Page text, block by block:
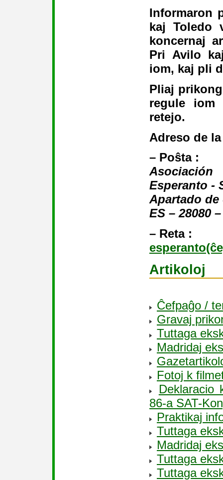
Informaron
kaj Toledo
koncernaj
Pri Avilo
iom, kaj pli
Pliaj
regule
retejo.
Adreso de
– Poŝta :
Esperanto -
Apartado de
ES – 28080
– Reta :
Artikoloj
Ĉefpaĝo /
Gravaj
Tuttaga
Madridaj
Fotoj k
Deklaracio
86-a SAT-
Praktikaj
Tuttaga
Madridaj
Tuttaga
Tuttaga